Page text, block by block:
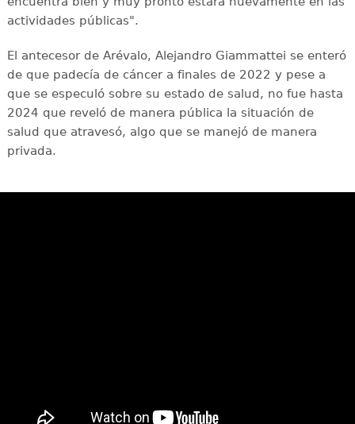
actividades públicas".
El antecesor de Arévalo, Alejandro Giammattei se enteró
de que padecía de cáncer a finales de 2022 y pese a
que se especuló sobre su estado de salud, no fue hasta
2024 que reveló de manera pública la situación de
salud que atravesó, algo que se manejó de manera
privada.